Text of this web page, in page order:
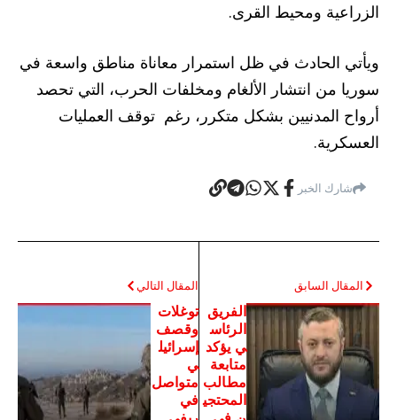
الزراعية ومحيط القرى.
ويأتي الحادث في ظل استمرار معاناة مناطق واسعة في
سوريا من انتشار الألغام ومخلفات الحرب، التي تحصد
أرواح المدنيين بشكل متكرر، رغم توقف العمليات
العسكرية.
شارك الخبر
المقال السابق
الفريق
الرئاس
ي يؤكد
متابعة
مطالب
المحتجي
المقال التالي
توغلات
وقصف
إسرائيل
ي
متواصل
في